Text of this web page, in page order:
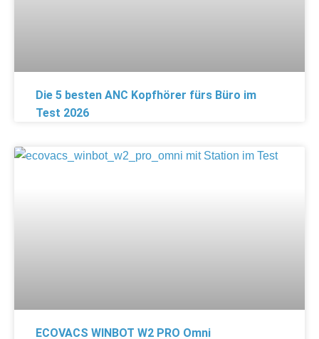
Die 5 besten ANC Kopfhörer fürs Büro im
Test 2026
ECOVACS WINBOT W2 PRO Omni